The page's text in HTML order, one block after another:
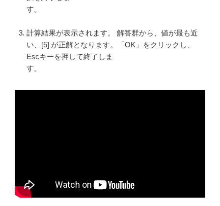
す。
計算結果が表示されます。 解答群から、値が最も近
い、[5] が正解となります。「OK」をクリックし、
Escキーを押して終了しま
す。